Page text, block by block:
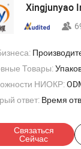
Xingjunyao
Производитель/
Товары:Упаковочная машина , машина для
НИОКР:
ответ: Время
Связаться
Сейчас